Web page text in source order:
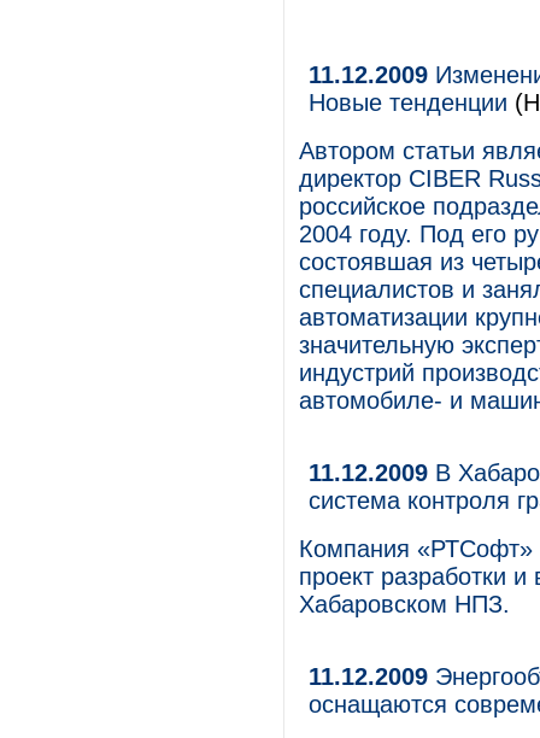
11.12.2009
Новые тенденции
Автором статьи
директор CIBER
российское
2004 году. Под его
состоявшая из
специалистов и
автоматизации
значительную
индустрий
автомобиле- и
11.12.2009 В
система контроля
Компания
проект разработки
Хабаровском НПЗ.
11.12.2009
оснащаются